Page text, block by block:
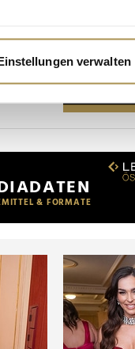
Daten verarbeitet
zu personalisieren,
und Analysen
Sie ihnen
verwalten